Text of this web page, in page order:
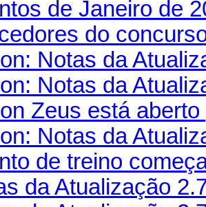
de Janeiro de
do
Notas da
Notas da
Zeus está
Notas da
de treino
da Atualização